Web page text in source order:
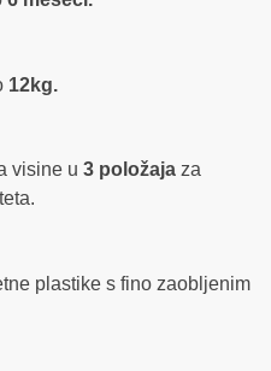
12kg.
visine u 3 položaja za
plastike s fino zaobljenim